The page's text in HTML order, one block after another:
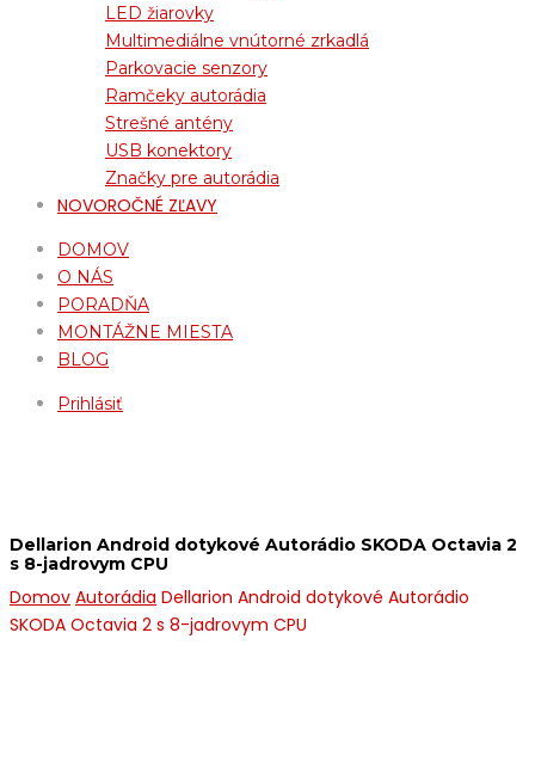
LED žiarovky
Multimediálne vnútorné zrkadlá
Parkovacie senzory
Ramčeky autorádia
Strešné antény
USB konektory
Značky pre autorádia
NOVOROČNÉ ZĽAVY
DOMOV
O NÁS
PORADŇA
MONTÁŽNE MIESTA
BLOG
Prihlásiť
Dellarion Android dotykové Autorádio SKODA Octavia 2
s 8-jadrovym CPU
Domov Autorádia Dellarion Android dotykové Autorádio
SKODA Octavia 2 s 8-jadrovym CPU